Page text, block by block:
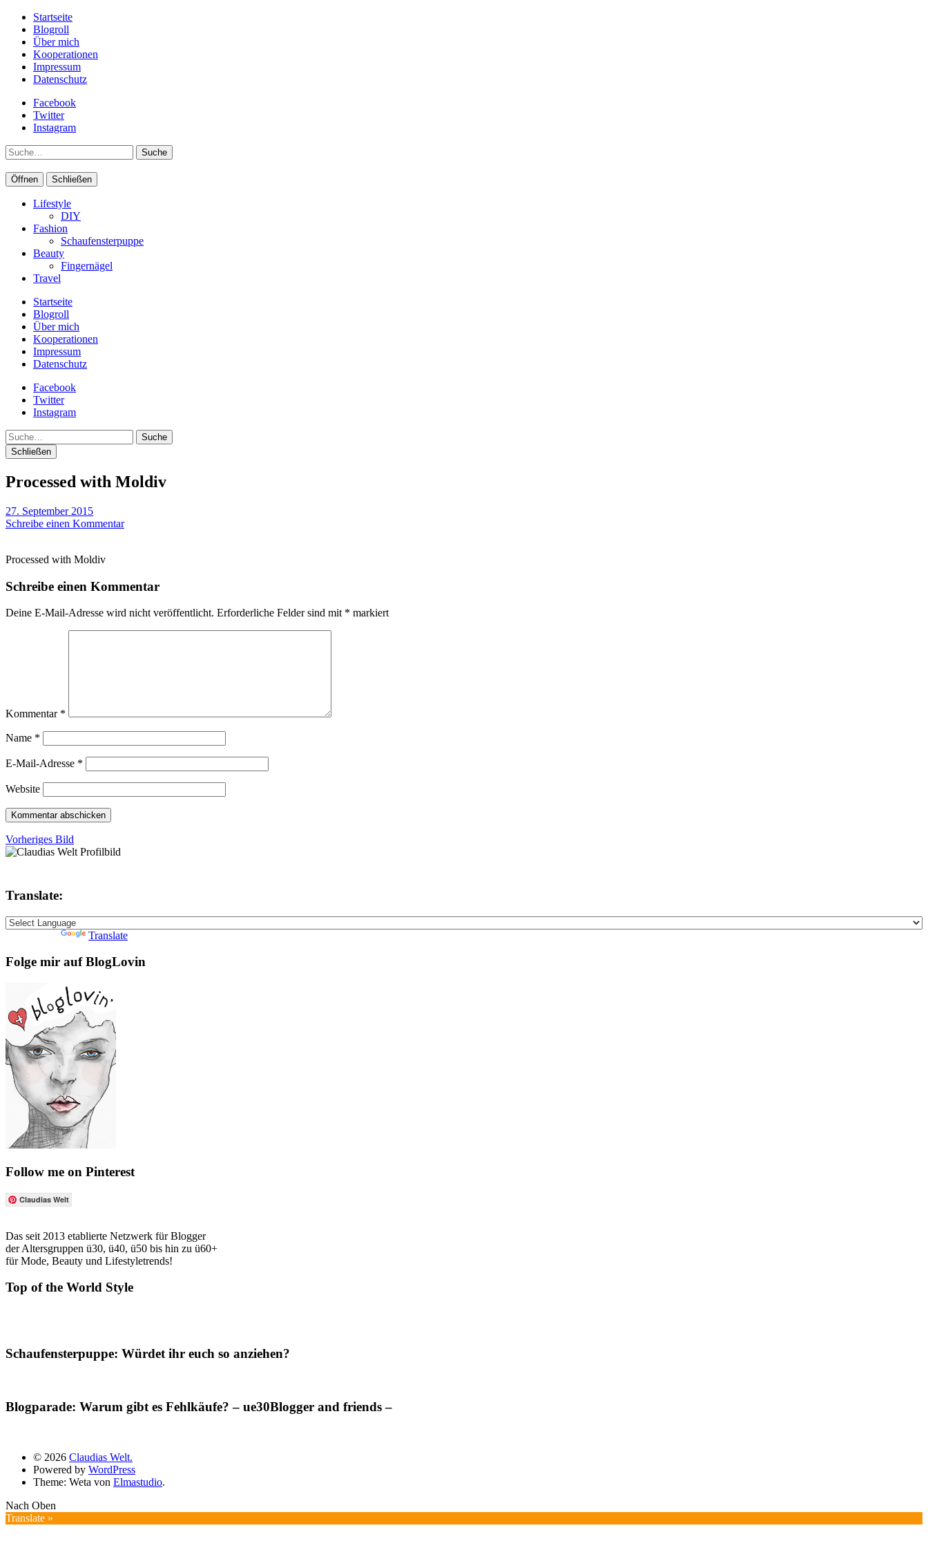
Startseite
Blogroll
Über mich
Kooperationen
Impressum
Datenschutz
Facebook
Twitter
Instagram
Suche
Öffnen Schließen
Lifestyle
DIY
Fashion
Schaufensterpuppe
Beauty
Fingernägel
Travel
Startseite
Blogroll
Über mich
Kooperationen
Impressum
Datenschutz
Facebook
Twitter
Instagram
Suche
Schließen
Processed with Moldiv
27. September 2015
Schreibe einen Kommentar
Processed with Moldiv
Schreibe einen Kommentar
Deine E-Mail-Adresse wird nicht veröffentlicht. Erforderliche Felder sind mit * markiert
Kommentar *
Name *
E-Mail-Adresse *
Website
Vorheriges Bild
Translate:
Translate
Folge mir auf BlogLovin
Follow me on Pinterest
Claudias Welt
Das seit 2013 etablierte Netzwerk für Blogger
der Altersgruppen ü30, ü40, ü50 bis hin zu ü60+
für Mode, Beauty und Lifestyletrends!
Top of the World Style
Schaufensterpuppe: Würdet ihr euch so anziehen?
Blogparade: Warum gibt es Fehlkäufe? – ue30Blogger and friends –
© 2026 Claudias Welt.
Powered by WordPress
Theme: Weta von Elmastudio.
Nach Oben
Translate »